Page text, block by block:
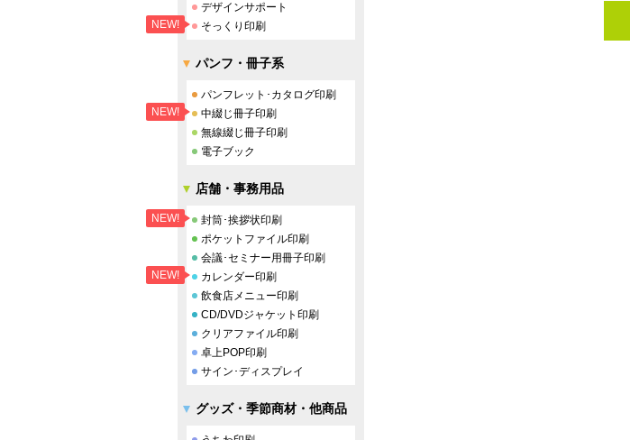
デザインサポート
NEW! そっくり印刷
パンフ・冊子系
パンフレット･カタログ印刷
NEW!
中綴じ冊子印刷
無線綴じ冊子印刷
電子ブック
店舗・事務用品
NEW!
封筒･挨拶状印刷
ポケットファイル印刷
会議･セミナー用冊子印刷
NEW!
カレンダー印刷
飲食店メニュー印刷
CD/DVDジャケット印刷
クリアファイル印刷
卓上POP印刷
サイン･ディスプレイ
グッズ・季節商材・他商品